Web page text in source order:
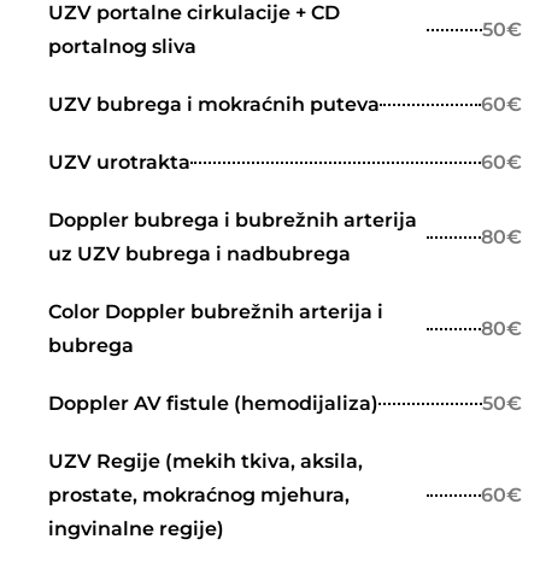
UZV portalne cirkulacije + CD
portalnog sliva
50€
UZV bubrega i mokraćnih puteva 60€
UZV urotrakta 60€
Doppler bubrega i bubrežnih arterija
uz UZV bubrega i nadbubrega
80€
Color Doppler bubrežnih arterija i
bubrega
80€
Doppler AV fistule (hemodijaliza) 50€
UZV Regije (mekih tkiva, aksila,
prostate, mokraćnog mjehura,
ingvinalne regije)
60€